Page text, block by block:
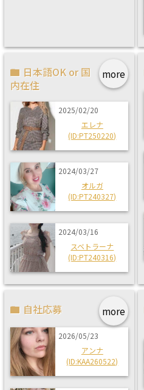
more
日本語OK or 国
内在住
2025/02/20
エレナ
(ID:PT250220)
2024/03/27
オルガ
(ID:PT240327)
2024/03/16
スベトラーナ
(ID:PT240316)
more
自社応募
2026/05/23
アンナ
(ID:KAA260522)